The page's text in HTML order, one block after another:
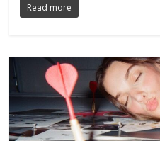
Read more